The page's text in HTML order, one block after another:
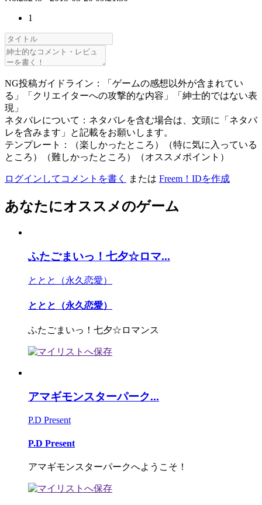
1
NG投稿ガイドライン：「ゲームの感想以外が含まれてい
る」「クリエイターへの攻撃的な内容」「紳士的ではない表
現」
ネタバレについて：ネタバレを含む場合は、文頭に「ネタバ
レを含みます」と記載をお願いします。
テンプレート：（楽しかったところ）（特に気に入っている
ところ）（難しかったところ）（オススメポイント）
ログインしてコメントを書く または Freem！IDを作成
あなたにオススメのゲーム
ふたごまいっ！七夕☆ロマ...
ととと（永久恋愛）
ととと（永久恋愛）
ふたごまいっ！七夕☆ロマンス
アマギモンスターパーク...
P.D Present
P.D Present
アマギモンスターパークへようこそ！